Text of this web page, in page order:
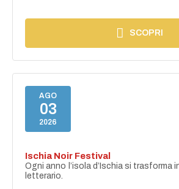
SCOPRI
AGO
03
2026
Ischia Noir Festival
Ogni anno l’isola d’Ischia si trasforma
letterario.